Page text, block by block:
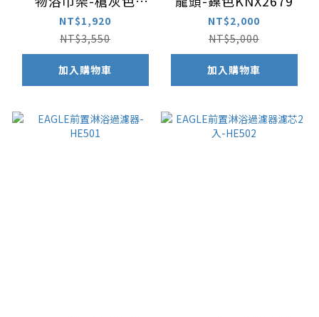
PE2235AZZH
NT$1,920
NT$3,550
加入購物車
NT$2,000
NT$5,000
加入購物車